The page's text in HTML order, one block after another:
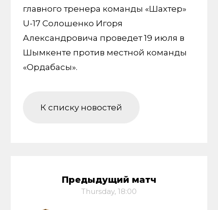
главного тренера команды «Шахтер»
U-17 Солошенко Игоря
Александровича проведет 19 июля в
Шымкенте против местной команды
«Ордабасы».
К списку новостей
Предыдущий матч
Thursday, 18:00